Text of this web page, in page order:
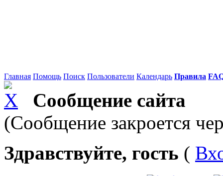
Главная Помощь Поиск Пользователи Календарь Правила
Сообщение сайта
(Сообщение закроется
Здравствуйте, гость (